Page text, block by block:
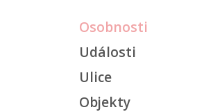
Osobnosti
Události
Ulice
Objekty